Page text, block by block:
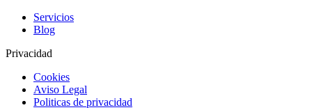
Servicios
Blog
Privacidad
Cookies
Aviso Legal
Politicas de privacidad